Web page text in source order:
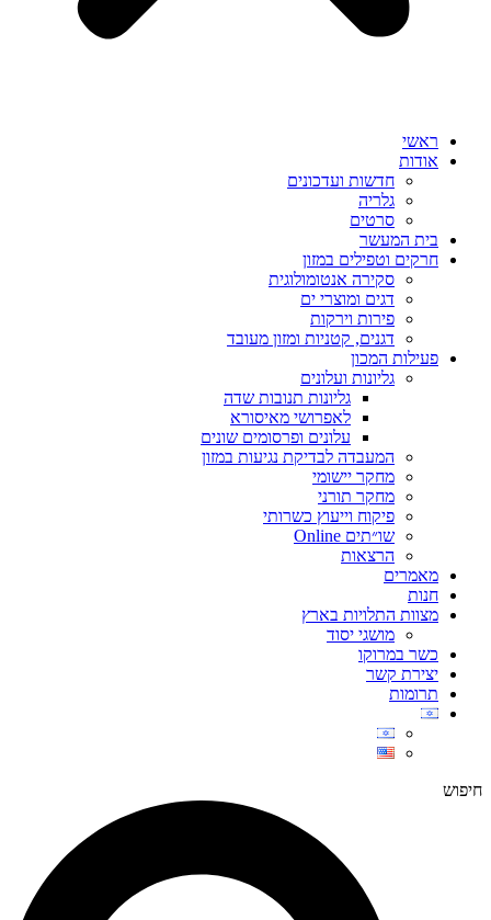
ראשי
אודות
חדשות ועדכונים
גלריה
סרטים
בית המעשר
חרקים וטפילים במזון
סקירה אנטומולוגית
דגים ומוצרי ים
פירות וירקות
דגנים, קטניות ומזון מעובד
פעילות המכון
גליונות ועלונים
גליונות תנובות שדה
לאפרושי מאיסורא
עלונים ופרסומים שונים
המעבדה לבדיקת נגיעות במזון
מחקר יישומי
מחקר תורני
פיקוח וייעוץ כשרותי
שו״תים Online
הרצאות
מאמרים
חנות
מצוות התלויות בארץ
מושגי יסוד
כשר במרוקו
יצירת קשר
תרומות
חיפוש